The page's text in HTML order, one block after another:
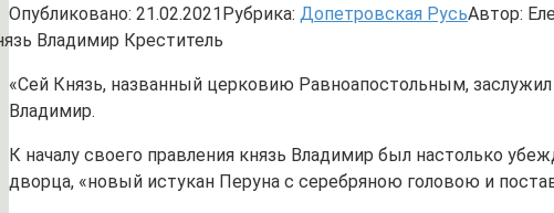
Опубликовано: 21.02.2021Рубрика: Допетровская РусьАвтор:
«Сей Князь, названный церковию Равноапостольным,
Владимир.
К началу своего правления князь Владимир был настолько
дворца, «новый истукан Перуна с серебряною головою и